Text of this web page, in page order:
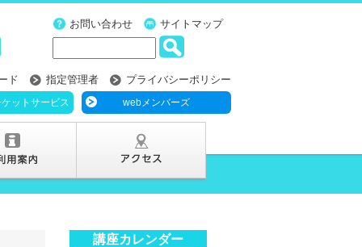
お問い合わせ サイトマップ
ド 指定管理者 プライバシーポリシー
ットサービス webメンバーズ
講座カレンダー